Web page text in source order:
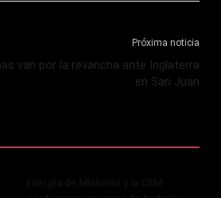
Próxima noticia
van por la revancha ante Inglaterra
en San Juan